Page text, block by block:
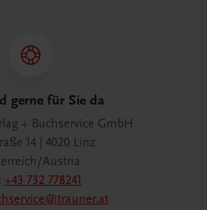
gerne für Sie da
+ Buchservice GmbH
14 | 4020 Linz
Austria
+43 732 778241